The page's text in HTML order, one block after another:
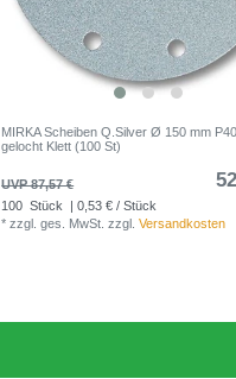
MIRKA Scheiben Q.Silver Ø 150 mm
gelocht Klett (100 St)
UVP 87,57 €
100 Stück
| 0,53 € / Stück
*zzgl. ges. MwSt. zzgl.Versandkosten